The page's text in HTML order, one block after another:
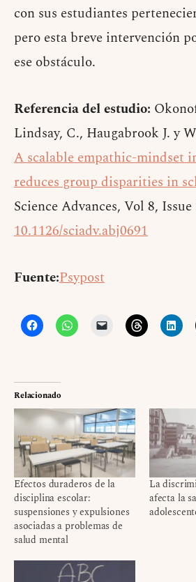
con sus estudiantes
pero esta breve intervención
ese obstáculo.
Referencia del estudio:
Lindsay, C., Haugabrook J. y
A scalable empathic-mindset
reduces group disparities in
Science Advances, Vol 8, Issue
10.1126/sciadv.abj0691
Fuente:Psypost
Relacionado
Efectos duraderos de la
disciplina escolar:
suspensiones y expulsiones
asociadas a problemas de
salud mental
La
afecta la